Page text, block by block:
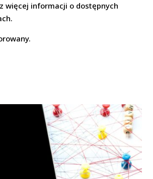
więcej informacji o dostępnych